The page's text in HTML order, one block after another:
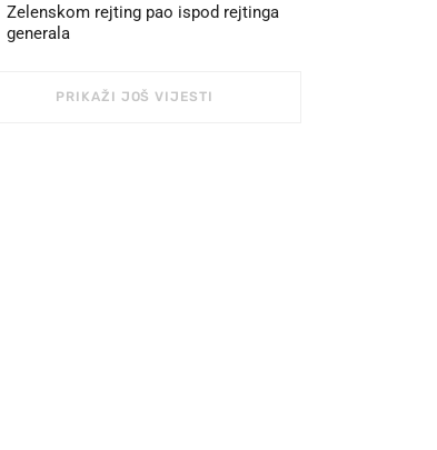
Zelenskom rejting pao ispod rejtinga
generala
PRIKAŽI JOŠ VIJESTI